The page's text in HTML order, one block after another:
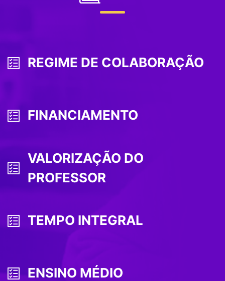
REGIME DE COLABORAÇÃO
FINANCIAMENTO
VALORIZAÇÃO DO
PROFESSOR
TEMPO INTEGRAL
ENSINO MÉDIO